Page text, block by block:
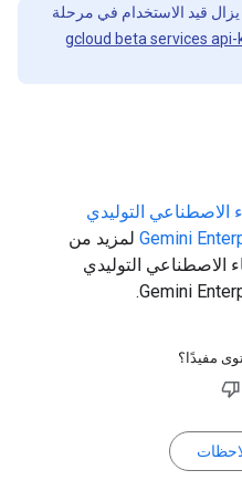
يزال قيد الاستخدام في مرحلة
gcloud beta services api-
الاصطناعي التوليدي
لمزيد من
الاصطناعي التوليدي
مفيدًا؟